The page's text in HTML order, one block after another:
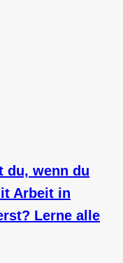
du, wenn du
Arbeit in
Lerne alle